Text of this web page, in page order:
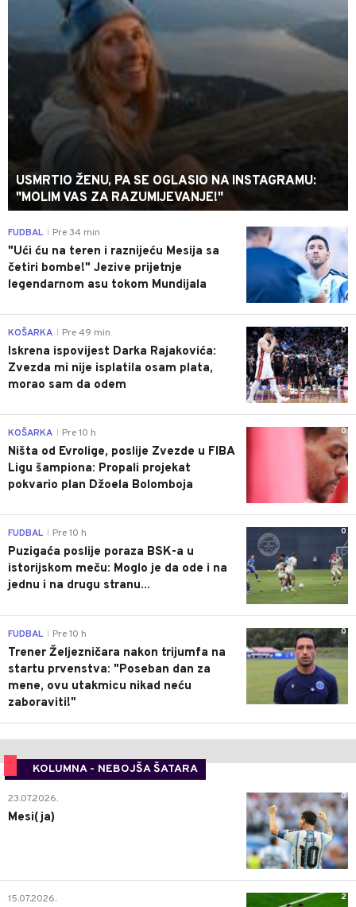
USMRTIO ŽENU, PA SE OGLASIO NA INSTAGRAMU:
"MOLIM VAS ZA RAZUMIJEVANJE!"
0
FUDBAL Pre 34 min
"Ući ću na teren i raznijeću Mesija sa
četiri bombe!" Jezive prijetnje
legendarnom asu tokom Mundijala
0
KOŠARKA Pre 49 min
Iskrena ispovijest Darka Rajakovića:
Zvezda mi nije isplatila osam plata,
morao sam da odem
0
KOŠARKA Pre 10 h
Ništa od Evrolige, poslije Zvezde u FIBA
Ligu šampiona: Propali projekat
pokvario plan Džoela Bolomboja
0
FUDBAL Pre 10 h
Puzigaća poslije poraza BSK-a u
istorijskom meču: Moglo je da ode i na
jednu i na drugu stranu...
0
FUDBAL Pre 10 h
Trener Željezničara nakon trijumfa na
startu prvenstva: "Poseban dan za
mene, ovu utakmicu nikad neću
zaboraviti!"
KOLUMNA - NEBOJŠA ŠATARA
0
23.07.2026.
Mesi(ja)
2
15.07.2026.